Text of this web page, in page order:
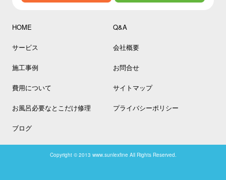
HOME
サービス
施工事例
費用について
お風呂必要なとこだけ修理
ブログ
Q&A
会社概要
お問合せ
サイトマップ
プライバシーポリシー
Copyright © 2013 www.sunlexfine All Rights Reserved.